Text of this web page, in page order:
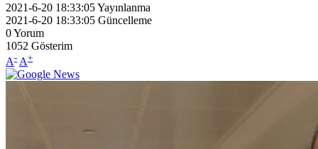
2021-6-20 18:33:05Yayınlanma
2021-6-20 18:33:05 Güncelleme
0Yorum
1052 Gösterim
A- A+